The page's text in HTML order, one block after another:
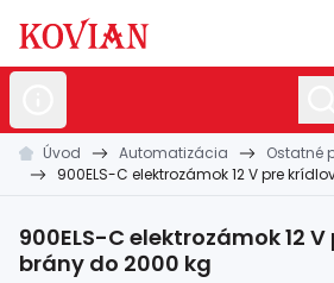
Nerezovépolotovary
Kovanépolotovary
Úvod Automatizácia
Ostatné
900ELS-C elektrozámok 12 V pre
900ELS-C elektrozámok 12
brány do 2000 kg